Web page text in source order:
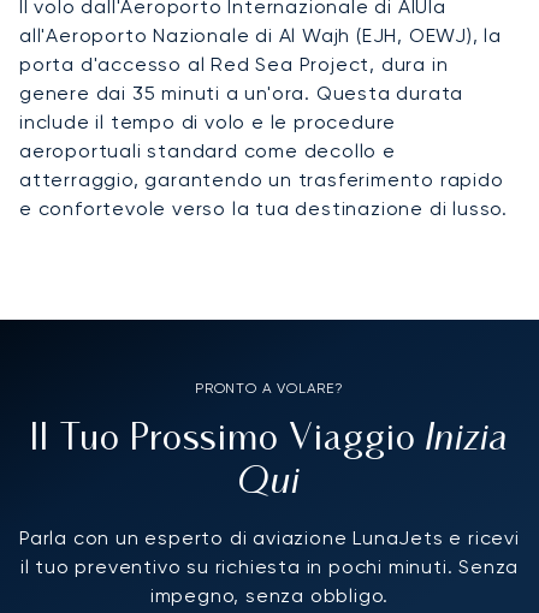
Il volo dall'Aeroporto Internazionale di AlUla
all'Aeroporto Nazionale di Al Wajh (EJH, OEWJ), la
porta d'accesso al Red Sea Project, dura in
genere dai 35 minuti a un'ora. Questa durata
include il tempo di volo e le procedure
aeroportuali standard come decollo e
atterraggio, garantendo un trasferimento rapido
e confortevole verso la tua destinazione di lusso.
PRONTO A VOLARE?
Il Tuo Prossimo Viaggio Inizia
Qui
Parla con un esperto di aviazione LunaJets e ricevi
il tuo preventivo su richiesta in pochi minuti. Senza
impegno, senza obbligo.